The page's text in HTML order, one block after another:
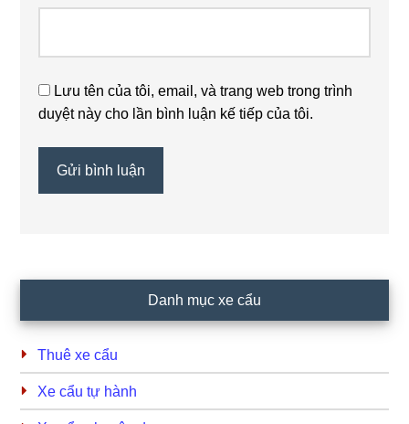
Lưu tên của tôi, email, và trang web trong trình
duyệt này cho lần bình luận kế tiếp của tôi.
Sidebar
Danh mục xe cẩu
Thuê xe cẩu
Xe cẩu tự hành